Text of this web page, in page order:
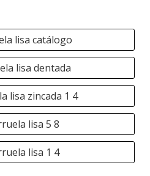
lisa catálogo
lisa dentada
lisa zincada 1 4
lisa 5 8
lisa 1 4